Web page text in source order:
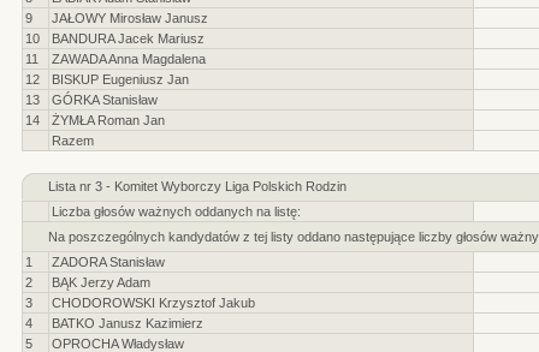
9
JAŁOWY Mirosław Janusz
10
BANDURA Jacek Mariusz
11
ZAWADA Anna Magdalena
12
BISKUP Eugeniusz Jan
13
GÓRKA Stanisław
14
ŻYMŁA Roman Jan
Razem
Lista nr 3 - Komitet Wyborczy Liga Polskich Rodzin
Liczba głosów ważnych oddanych na listę:
Na poszczególnych kandydatów z tej listy oddano następujące liczby głosów
1
ZADORA Stanisław
2
BĄK Jerzy Adam
3
CHODOROWSKI Krzysztof Jakub
4
BATKO Janusz Kazimierz
5
OPROCHA Władysław